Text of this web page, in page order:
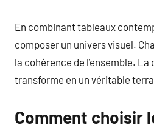
En combinant tableaux
composer un univers visuel.
la cohérence de l’ensemble.
transforme en un véritable
Comment choisir